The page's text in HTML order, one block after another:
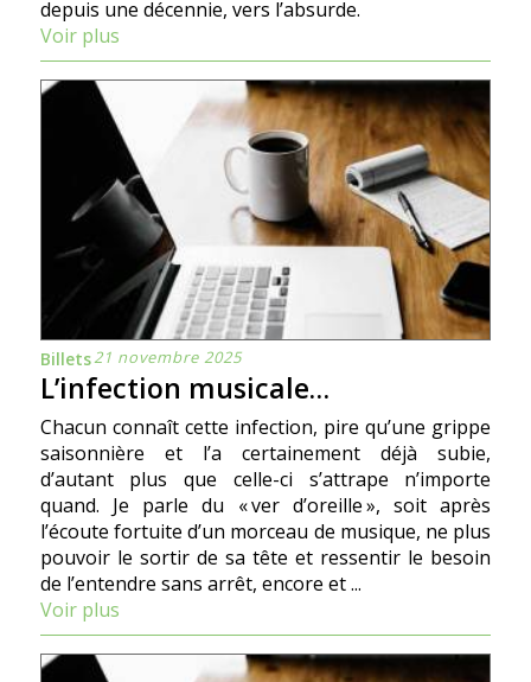
depuis une décennie, vers l’absurde.
Voir plus
Billets21 novembre 2025
L’infection musicale…
Chacun connaît cette infection, pire qu’une grippe
saisonnière et l’a certainement déjà subie,
d’autant plus que celle-ci s’attrape n’importe
quand. Je parle du « ver d’oreille », soit après
l’écoute fortuite d’un morceau de musique, ne plus
pouvoir le sortir de sa tête et ressentir le besoin
de l’entendre sans arrêt, encore et ...
Voir plus